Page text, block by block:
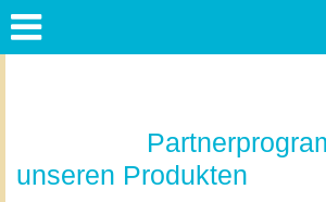
unseren Produkten